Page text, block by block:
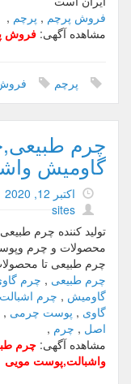
فروش پرچم , پرچم ,
مشاهده آگهی: فروش
پرچم
چرم
گاومیش
اکتبر 12, 2020
sites
تولید کننده چرم
محصولات و چرم
چرم طبیعی تا
چرم طبیعی , چرم
گاومیش , چرم اشبالت
گاوی , پوست چرمی ,
اصل , چرم ,
مشاهده آگهی: چرم
واشبالت,پوست مویی